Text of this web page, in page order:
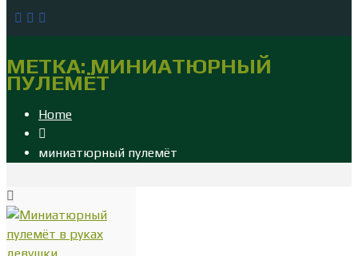
МЕТКА: МИНИАТЮРНЫЙ
ПУЛЕМЁТ
Home
миниатюрный пулемёт